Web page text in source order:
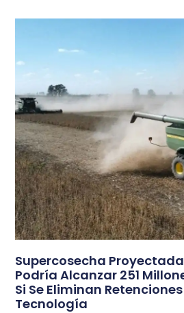
Supercosecha
Podría Alcanzar 251
Si Se Eliminan
Tecnología